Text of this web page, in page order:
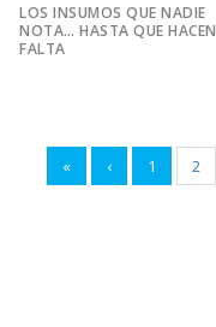
LOS INSUMOS QUE NADIE
NOTA… HASTA QUE HACEN
FALTA
« ‹ 1 2